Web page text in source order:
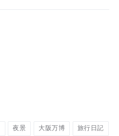
夜景 大阪万博 旅行日記